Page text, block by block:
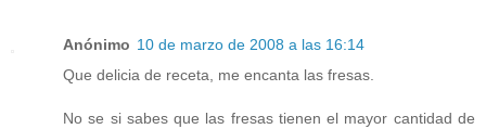
Anónimo 10 de marzo de 2008 a las 16:14
Que delicia de receta, me encanta las fresas.
No se si sabes que las fresas tienen el mayor cantidad de